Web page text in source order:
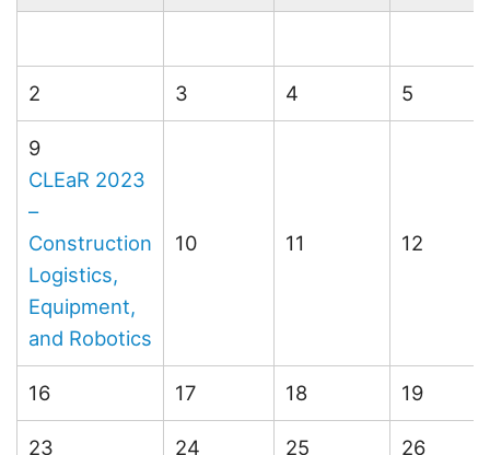
2 3 4 5
9
CLEaR 2023
–
Construction
Logistics,
Equipment,
and Robotics
10 11 12
16 17 18 19
23 24 25 26